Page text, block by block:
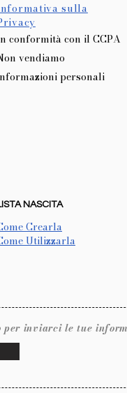
sulla
conformità con il CCPA
vendiamo
personali
NASCITA
Crearla
Utilizzarla
le tue